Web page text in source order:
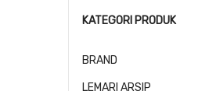
KATEGORI PRODUK
BRAND
LEMARI ARSIP